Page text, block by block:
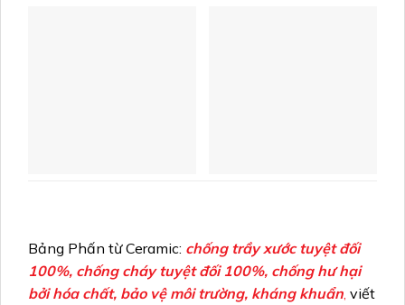
Bảng Phấn từ Ceramic: chống trầy xước tuyệt đối
100%, chống cháy tuyệt đối 100%, chống hư hại
bởi hóa chất, bảo vệ môi trường, kháng khuẩn viết